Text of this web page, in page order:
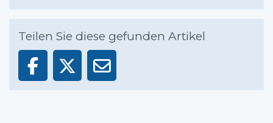
Teilen Sie diese gefunden Artikel